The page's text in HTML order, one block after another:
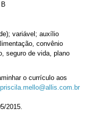
variável; auxílio
convênio
seguro de vida, plano
o currículo aos
priscila.mello@allis.com.br
2015.